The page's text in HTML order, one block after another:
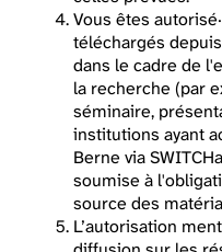
Vous êtes
téléchargés
dans le cadre de
la recherche (par
séminaire,
institutions ayant
Berne via
soumise à
source des
L’autorisation